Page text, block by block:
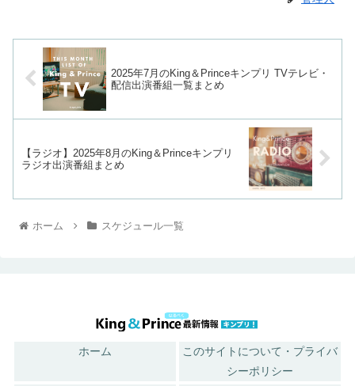
2025年7月のKing＆Princeキンプリ TVテレビ・
配信出演番組一覧まとめ
【ラジオ】2025年8月のKing＆Princeキンプリ
ラジオ出演番組まとめ
ホーム スケジュール一覧
ホーム
このサイトについて・プライバ
シーポリシー